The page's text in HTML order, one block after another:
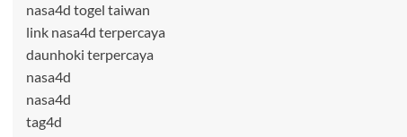
nasa4d togel taiwan
link nasa4d terpercaya
daunhoki terpercaya
nasa4d
nasa4d
tag4d